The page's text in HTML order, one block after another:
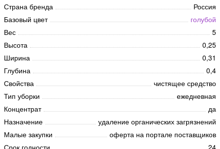
Страна бренда
Россия
Базовый цвет
голубой
Вес
5
Высота
0,25
Ширина
0,31
Глубина
0,4
Свойства
чистящее средство
Тип уборки
ежедневная
Концентрат
да
Назначение
удаление органических загрязнений
Малые закупки
оферта на портале поставщиков
Срок годности
24